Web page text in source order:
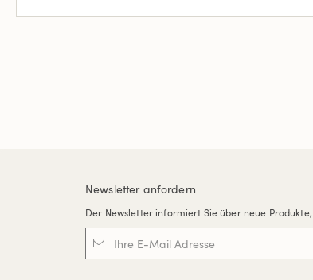
Newsletter anfordern
Der Newsletter informiert Sie über neue